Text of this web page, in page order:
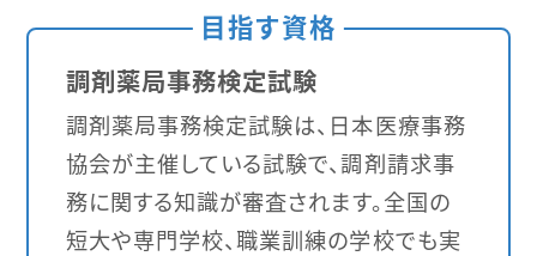
目指す資格
調剤薬局事務検定試験
調剤薬局事務検定試験は、日本医療事務
協会が主催している試験で、調剤請求事
務に関する知識が審査されます。全国の
短大や専門学校、職業訓練の学校でも実